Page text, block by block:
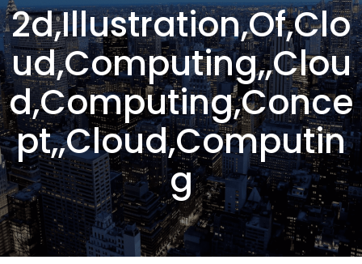
2d,Illustration,Of,Clo
ud,Computing,,Clou
d,Computing,Conce
pt,,Cloud,Computin
g